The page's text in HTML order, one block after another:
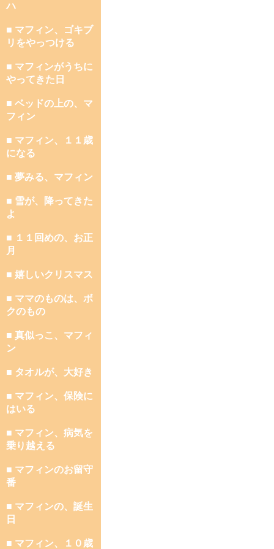
ハ
■ マフィン、ゴキブ
リをやっつける
■ マフィンがうちに
やってきた日
■ ベッドの上の、マ
フィン
■ マフィン、１１歳
になる
■ 夢みる、マフィン
■ 雪が、降ってきた
よ
■ １１回めの、お正
月
■ 嬉しいクリスマス
■ ママのものは、ボ
クのもの
■ 真似っこ、マフィ
ン
■ タオルが、大好き
■ マフィン、保険に
はいる
■ マフィン、病気を
乗り越える
■ マフィンのお留守
番
■ マフィンの、誕生
日
■ マフィン、１０歳